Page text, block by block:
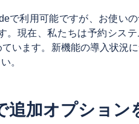
で利用可能ですが、お使い
。現在、私たちは予約シス
います。新機能の導入状況
。
追加オプション